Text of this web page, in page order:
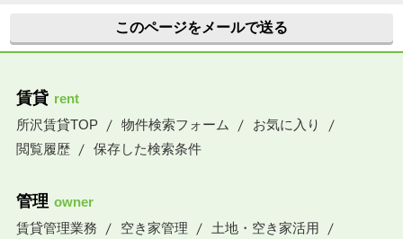
このページをメールで送る
賃貸 rent
所沢賃貸TOP
物件検索フォーム
お気に入り
閲覧履歴
保存した検索条件
管理 owner
賃貸管理業務
空き家管理
土地・空き家活用